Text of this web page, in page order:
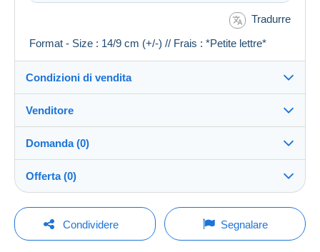
Tradurre
Format - Size : 14/9 cm (+/-) // Frais : *Petite lettre*
Condizioni di vendita
Destinazione:
Vedi l'elenco dei paesi
Invio:
Invio dopo il pagamento
A carico dell'acquirente
Metodi di pagamento:
Venditore
jackies62100%(46955x)
Negozio
Iscritto da:
Domanda (0)
Per inviare una domanda devi aprire una
Offerta (0)
La vendita sarà prolungata di un minuto se l'offerta
viene fatta meno di un minuto prima della scadenza.
Condividere Segnalare